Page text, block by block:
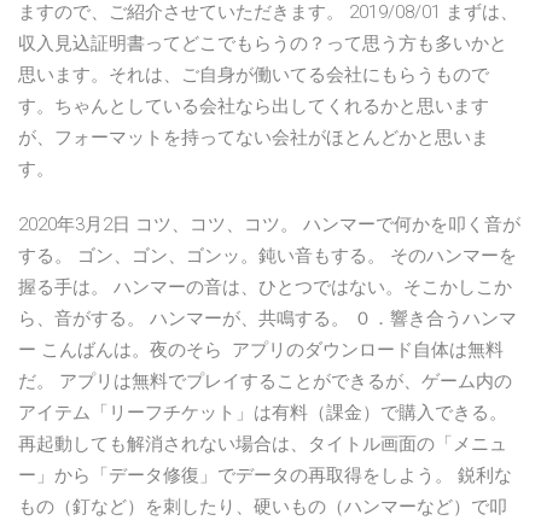
ますので、ご紹介させていただきます。 2019/08/01 まずは、
収入見込証明書ってどこでもらうの？って思う方も多いかと
思います。それは、ご自身が働いてる会社にもらうもので
す。ちゃんとしている会社なら出してくれるかと思います
が、フォーマットを持ってない会社がほとんどかと思いま
す。
2020年3月2日 コツ、コツ、コツ。 ハンマーで何かを叩く音が
する。 ゴン、ゴン、ゴンッ。鈍い音もする。 そのハンマーを
握る手は。 ハンマーの音は、ひとつではない。そこかしこか
ら、音がする。 ハンマーが、共鳴する。 ０．響き合うハンマ
ー こんばんは。夜のそら アプリのダウンロード自体は無料
だ。 アプリは無料でプレイすることができるが、ゲーム内の
アイテム「リーフチケット」は有料（課金）で購入できる。
再起動しても解消されない場合は、タイトル画面の「メニュ
ー」から「データ修復」でデータの再取得をしよう。 鋭利な
もの（釘など）を刺したり、硬いもの（ハンマーなど）で叩